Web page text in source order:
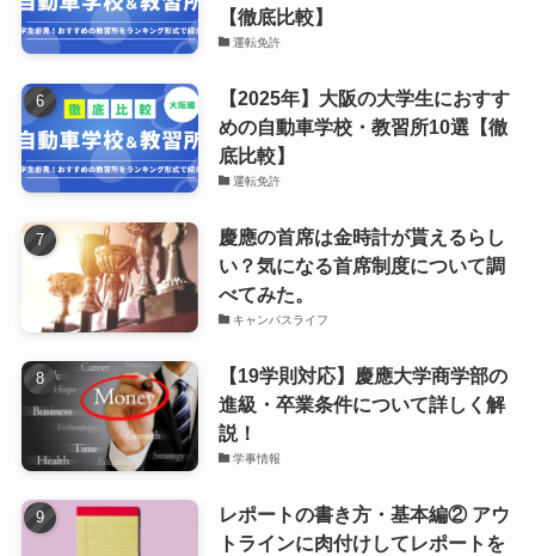
【徹底比較】
運転免許
【2025年】大阪の大学生におすす
めの自動車学校・教習所10選【徹
底比較】
運転免許
慶應の首席は金時計が貰えるらし
い？気になる首席制度について調
べてみた。
キャンパスライフ
【19学則対応】慶應大学商学部の
進級・卒業条件について詳しく解
説！
学事情報
レポートの書き方・基本編② アウ
トラインに肉付けしてレポートを